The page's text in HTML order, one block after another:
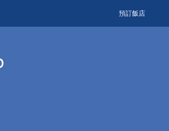
預訂飯店